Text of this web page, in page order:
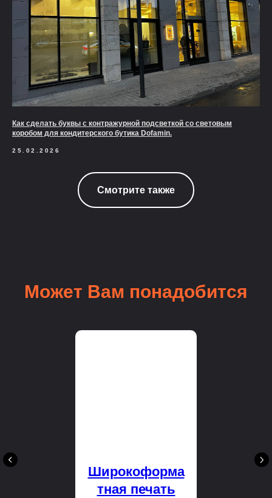
Как сделать буквы с контражурной подсветкой со световым
коробом для кондитерского бутика Dofamin.
25.02.2026
Смотрите также
Может Вам понадобится
Широкоформа
тная печать